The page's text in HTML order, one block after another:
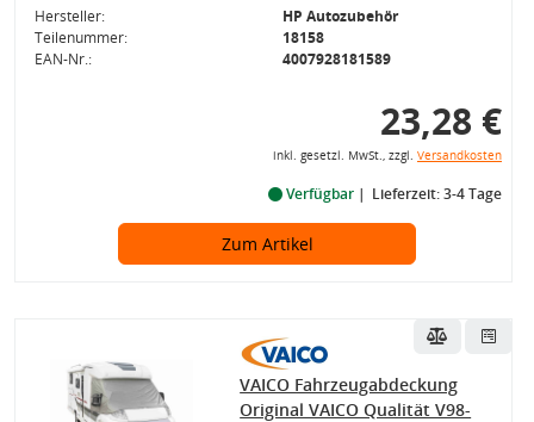
Hersteller:
HP Autozubehör
Teilenummer:
18158
EAN-Nr.:
4007928181589
23,28 €
inkl. gesetzl. MwSt., zzgl. Versandkosten
Verfügbar Lieferzeit: 3-4 Tage
Zum Artikel
VAICO Fahrzeugabdeckung
Original VAICO Qualität V98-